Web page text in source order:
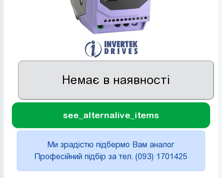
Немає в наявності
see_alternalive_items
Ми зрадістю підбермо Вам аналог
Професійний підбір за тел. (093) 1701425